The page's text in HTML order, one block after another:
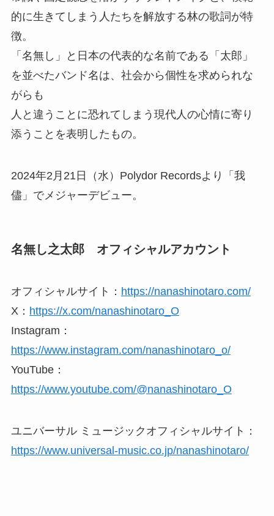
的に生きてしまう人たちを解放する林の歌詞が特
徴。
「名無し」と日本の代表的な名前である「太郎」
を並べたバンド名は、社会から個性を求められな
がらも
人と違うことに恐れてしまう現代人の心情に寄り
添うことを表明したもの。
2024年2月21日（水）Polydor Recordsより「我
儘」でメジャーデビュー。
名無し之太郎 オフィシャルアカウント
オフィシャルサイト： https://nanashinotaro.com/
X： https://x.com/nanashinotaro_O
Instagram：
https://www.instagram.com/nanashinotaro_o/
YouTube：
https://www.youtube.com/@nanashinotaro_O
ユニバーサル ミュージックオフィシャルサイト：
https://www.universal-music.co.jp/nanashinotaro/